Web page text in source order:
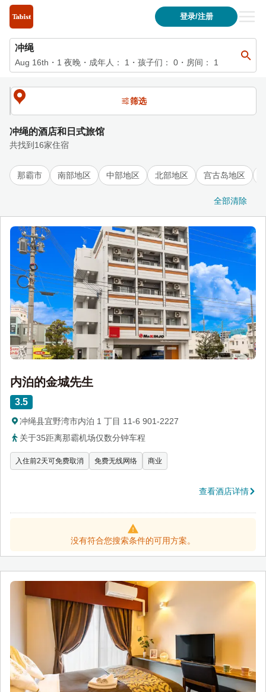
登录/注册
冲绳
Aug 16th ・ 1 夜晚 ・ 成年人： 1 ・孩子们： 0 ・房间： 1
筛选
冲绳的酒店和日式旅馆
共找到16家住宿
那霸市 南部地区 中部地区 北部地区 宫古岛地区
全部清除
内泊的金城先生
3.5
冲绳县宜野湾市内泊 1 丁目 11-6 901-2227
关于35距离那霸机场仅数分钟车程
入住前2天可免费取消 免费无线网络 商业
查看酒店详情
没有符合您搜索条件的可用方案。
冲绳的住宿列表| 冲绳的住宿列表Tabist 酒店与日式旅馆官方网